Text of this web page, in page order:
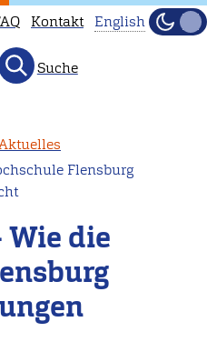
Kontakt
available
English
Hell
Suche
Flensburg
die